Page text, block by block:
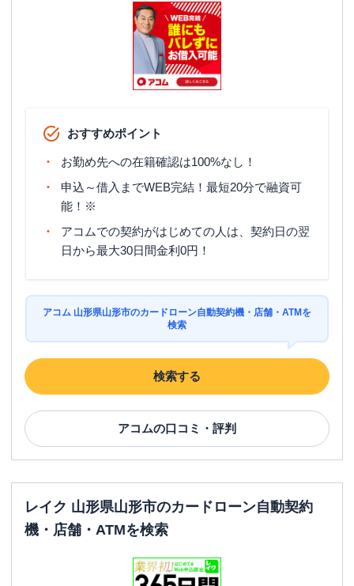
おすすめポイント
お勤め先への在籍確認は100%なし！
申込～借入までWEB完結！最短20分で融資可
能！※
アコムでの契約がはじめての人は、契約日の翌
日から最大30日間金利0円！
アコム 山形県山形市のカードローン自動契約機・店舗・ATMを
検索
検索する
アコムの口コミ・評判
レイク 山形県山形市のカードローン自動契約
機・店舗・ATMを検索